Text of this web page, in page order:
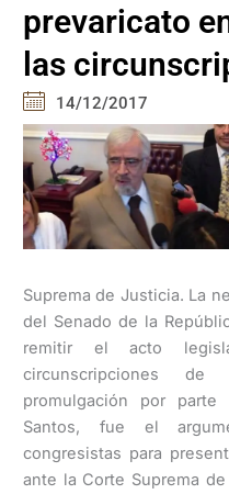
prevaricato
las
14/12/2017
Suprema de Justicia. La
del Senado de la
remitir el acto
circunscripciones
promulgación por
Santos, fue el
congresistas para
ante la Corte Suprema